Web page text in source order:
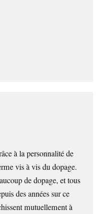
à la personnalité de
vis à vis du dopage.
de dopage, et tous
des années sur ce
mutuellement à